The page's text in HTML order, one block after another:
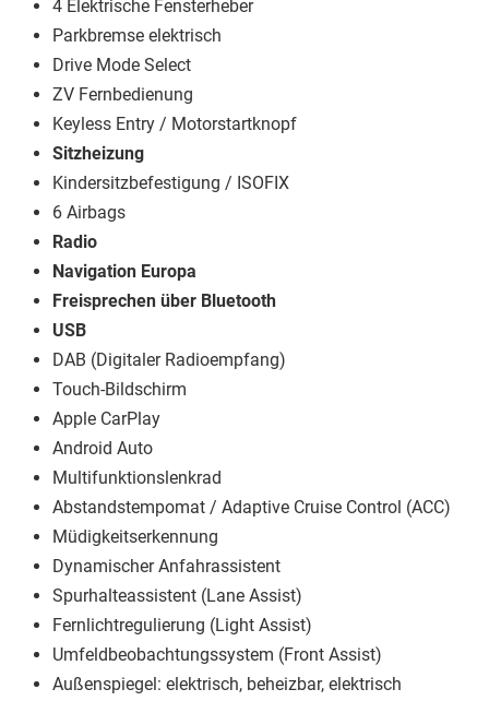
4 Elektrische Fensterheber
Parkbremse elektrisch
Drive Mode Select
ZV Fernbedienung
Keyless Entry / Motorstartknopf
Sitzheizung
Kindersitzbefestigung / ISOFIX
6 Airbags
Radio
Navigation Europa
Freisprechen über Bluetooth
USB
DAB (Digitaler Radioempfang)
Touch-Bildschirm
Apple CarPlay
Android Auto
Multifunktionslenkrad
Abstandstempomat / Adaptive Cruise Control (ACC)
Müdigkeitserkennung
Dynamischer Anfahrassistent
Spurhalteassistent (Lane Assist)
Fernlichtregulierung (Light Assist)
Umfeldbeobachtungssystem (Front Assist)
Außenspiegel: elektrisch, beheizbar, elektrisch